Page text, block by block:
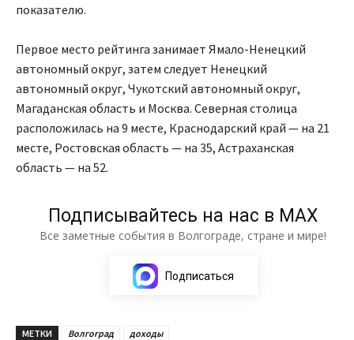
показателю.
Первое место рейтинга занимает Ямало-Ненецкий
автономный округ, затем следует Ненецкий
автономный округ, Чукотский автономный округ,
Магаданская область и Москва. Северная столица
расположилась на 9 месте, Краснодарский край — на 21
месте, Ростовская область — на 35, Астраханская
область — на 52.
Подписывайтесь на нас в МАХ
Все заметные события в Волгограде, стране и мире!
Подписаться
МЕТКИ Волгоград доходы